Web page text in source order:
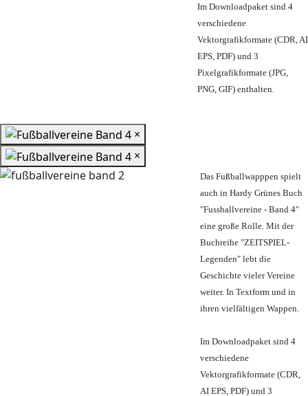
Im Downloadpaket sind 4
verschiedene
Vektorgrafikformate (CDR, AI
EPS, PDF) und 3
Pixelgrafikformate (JPG,
PNG, GIF) enthalten.
×
×
Das Fußballwapppen spielt
auch in Hardy Grünes Buch
"Fussballvereine - Band 4"
eine große Rolle. Mit der
Buchreihe "ZEITSPIEL-
Legenden" lebt die
Geschichte vieler Vereine
weiter. In Textform und in
ihren vielfältigen Wappen.
Im Downloadpaket sind 4
verschiedene
Vektorgrafikformate (CDR,
AI EPS, PDF) und 3